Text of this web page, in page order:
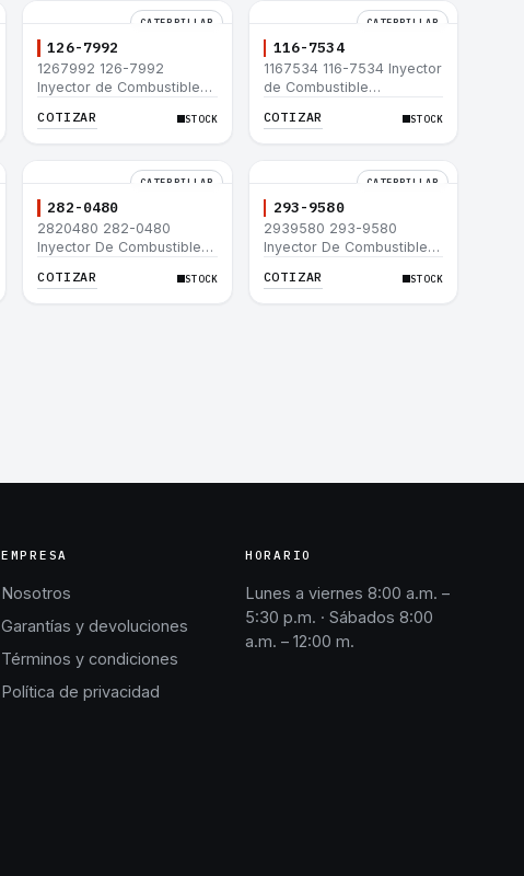
CATERPILLAR
126-7992
1267992 126-7992
Inyector de Combustible
3512B 3516B 3516C 854G
COTIZAR STOCK
CATERPILLAR
116-7534
1167534 116-7534 Inyector
de Combustible
3512B 3516B 3516C 854G
COTIZAR STOCK
CATERPILLAR
282-0480
2820480 282-0480
Inyector De Combustible
953D
COTIZAR STOCK
CATERPILLAR
293-9580
2939580 293-9580
Inyector De Combustible
953D
COTIZAR STOCK
EMPRESA
Nosotros
Garantías y devoluciones
Términos y condiciones
Política de privacidad
HORARIO
Lunes a viernes 8:00 a.m. –
5:30 p.m. · Sábados 8:00
a.m. – 12:00 m.